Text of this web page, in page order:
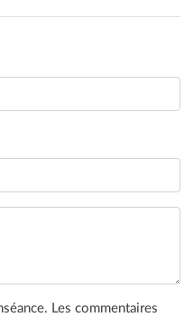
Les commentaires